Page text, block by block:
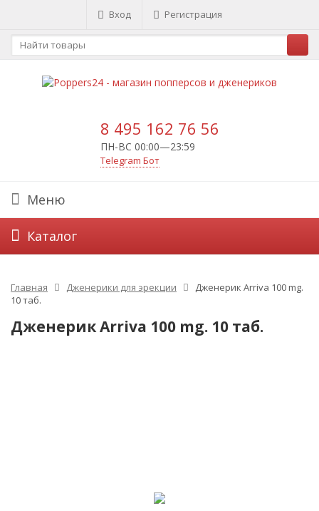
Вход Регистрация
8 495 162 76 56
ПН-ВС 00:00—23:59
Telegram Бот
Меню
Каталог
Главная Дженерики для эрекции
Дженерик Arriva 100 mg.
10 таб.
Дженерик Arriva 100 mg. 10 таб.